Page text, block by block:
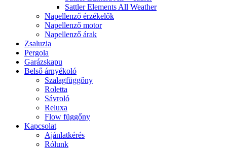
Sattler Elements All Weather
Napellenző érzékelők
Napellenző motor
Napellenző árak
Zsaluzia
Pergola
Garázskapu
Belső árnyékoló
Szalagfüggőny
Roletta
Sávroló
Reluxa
Flow függőny
Kapcsolat
Ajánlatkérés
Rólunk